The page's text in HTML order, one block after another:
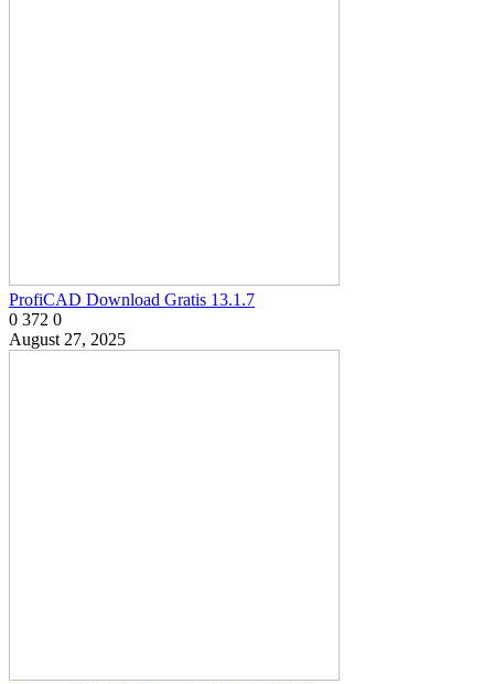
ProfiCAD Download Gratis 13.1.7
0 372 0
August 27, 2025